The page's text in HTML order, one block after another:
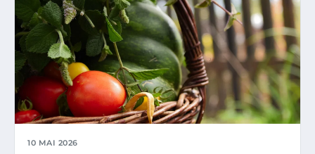
10 MAI 2026